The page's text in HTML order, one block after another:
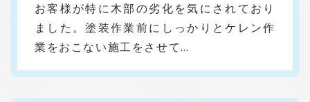
お客様が特に木部の劣化を気にされており
ました。塗装作業前にしっかりとケレン作
業をおこない施工をさせて…